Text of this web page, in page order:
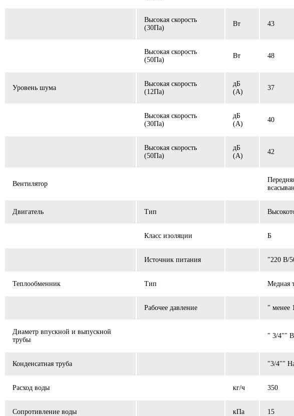
Высокая скорость
(30Па)
Вт 43
Высокая скорость
(50Пa)
Вт 48
Уровень шума
Высокая скорость
(12Пa)
дБ
(A)
37
Высокая скорость
(30Па)
дБ
(A)
40
Высокая скорость
(50Пa)
дБ
(A)
42
Вентилятор
Двигатель Тип
Класс изоляции Б
Источник питания "220 В/
Теплообменник Тип Медная
Рабочее давление " менее
Диаметр впускной и выпускной
трубы
" 3/4""
Конденсатная труба "3/4""
Расход воды кг/ч 350
Сопротивление воды кПа 15